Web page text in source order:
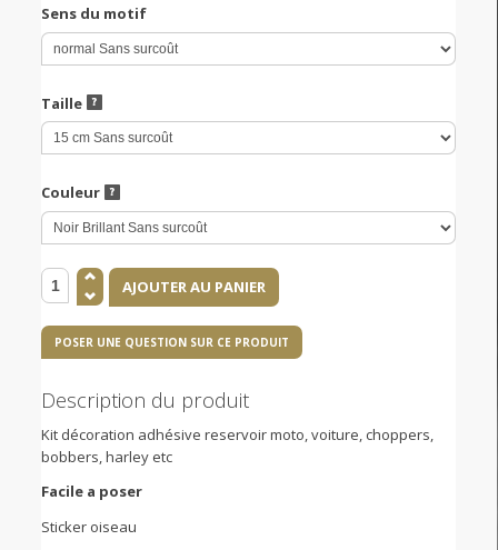
Sens du motif
Taille
Couleur
POSER UNE QUESTION SUR CE PRODUIT
Description du produit
Kit décoration adhésive reservoir moto, voiture, choppers,
bobbers, harley etc
Facile a poser
Sticker oiseau